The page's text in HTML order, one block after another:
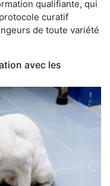
qualifiante, qui
curatif
de toute variété
avec les